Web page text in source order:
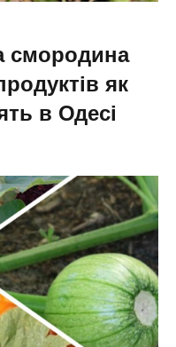
смородина
як
в Одесі